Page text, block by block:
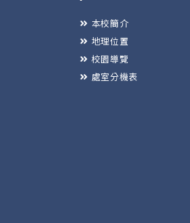
本校簡介
地理位置
校園導覽
處室分機表